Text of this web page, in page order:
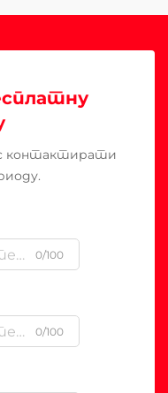
контактирати
0/100
0/100